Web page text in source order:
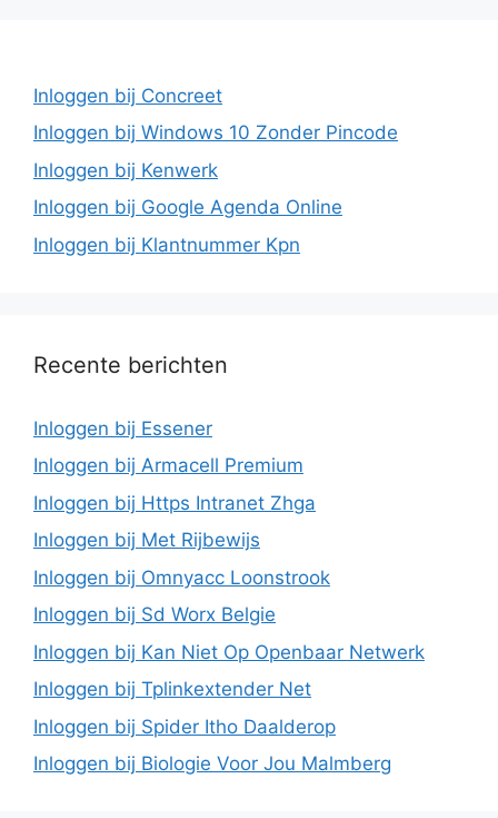
Inloggen bij Concreet
Inloggen bij Windows 10 Zonder Pincode
Inloggen bij Kenwerk
Inloggen bij Google Agenda Online
Inloggen bij Klantnummer Kpn
Recente berichten
Inloggen bij Essener
Inloggen bij Armacell Premium
Inloggen bij Https Intranet Zhga
Inloggen bij Met Rijbewijs
Inloggen bij Omnyacc Loonstrook
Inloggen bij Sd Worx Belgie
Inloggen bij Kan Niet Op Openbaar Netwerk
Inloggen bij Tplinkextender Net
Inloggen bij Spider Itho Daalderop
Inloggen bij Biologie Voor Jou Malmberg